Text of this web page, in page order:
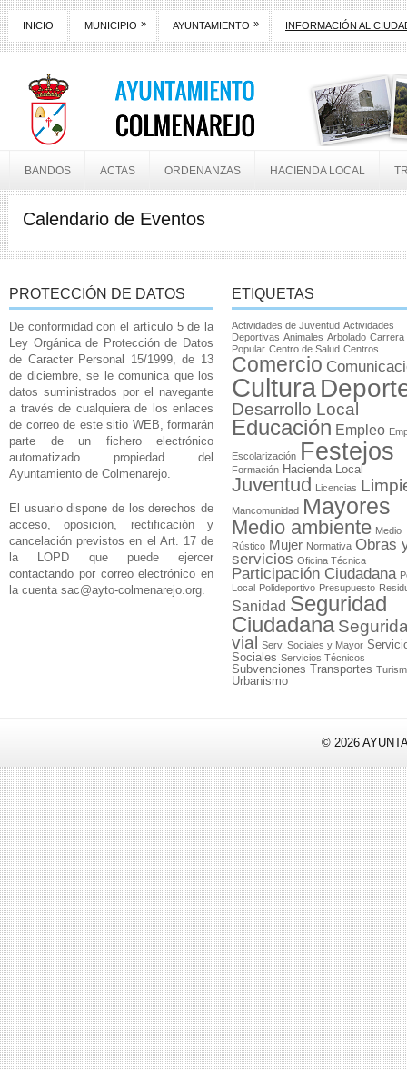
INICIO MUNICIPIO » AYUNTAMIENTO » INFORMACIÓN AL
BANDOS ACTAS ORDENANZAS HACIENDA LOCAL
Calendario de Eventos
PROTECCIÓN DE DATOS
De conformidad con el artículo 5 de la
Ley Orgánica de Protección de Datos
de Caracter Personal 15/1999, de 13
de diciembre, se le comunica que los
datos suministrados por el navegante
a través de cualquiera de los enlaces
de correo de este sitio WEB, formarán
parte de un fichero electrónico
automatizado propiedad del
Ayuntamiento de Colmenarejo.
El usuario dispone de los derechos de
acceso, oposición, rectificación y
cancelación previstos en el Art. 17 de
la LOPD que puede ejercer
contactando por correo electrónico en
la cuenta sac@ayto-colmenarejo.org.
ETIQUETAS
Actividades de Juventud Actividades
Deportivas Animales Arbolado Carrera
Popular Centro de Salud Centros
Comercio
Cultura
Desarrollo Local
Educación Empleo
Escolarización Festejos
Formación Hacienda Local
Juventud Licencias
Mancomunidad Mayores
Medio ambiente Medio
Rústico Mujer Normativa Obras
servicios Oficina Técnica
Participación Ciudadana
Local Polideportivo Presupuesto
Sanidad Seguridad
Ciudadana
vial
Serv. Sociales y Mayor
Sociales Servicios Técnicos
Subvenciones Transportes
Urbanismo
© 2026